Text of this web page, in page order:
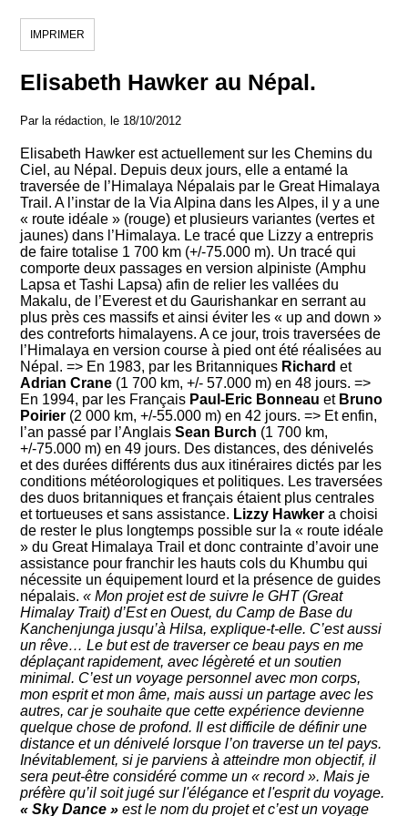
IMPRIMER
Elisabeth Hawker au Népal.
Par la rédaction, le 18/10/2012
Elisabeth Hawker est actuellement sur les Chemins du
Ciel, au Népal. Depuis deux jours, elle a entamé la
traversée de l’Himalaya Népalais par le Great Himalaya
Trail. A l’instar de la Via Alpina dans les Alpes, il y a une
« route idéale » (rouge) et plusieurs variantes (vertes et
jaunes) dans l’Himalaya. Le tracé que Lizzy a entrepris
de faire totalise 1 700 km (+/-75.000 m). Un tracé qui
comporte deux passages en version alpiniste (Amphu
Lapsa et Tashi Lapsa) afin de relier les vallées du
Makalu, de l’Everest et du Gaurishankar en serrant au
plus près ces massifs et ainsi éviter les « up and down »
des contreforts himalayens. A ce jour, trois traversées de
l’Himalaya en version course à pied ont été réalisées au
Népal. => En 1983, par les Britanniques Richard et
Adrian Crane (1 700 km, +/- 57.000 m) en 48 jours. =>
En 1994, par les Français Paul-Eric Bonneau et Bruno
Poirier (2 000 km, +/-55.000 m) en 42 jours. => Et enfin,
l’an passé par l’AnglaisSean Burch (1 700 km,
+/-75.000 m) en 49 jours. Des distances, des dénivelés
et des durées différents dus aux itinéraires dictés par les
conditions météorologiques et politiques. Les traversées
des duos britanniques et français étaient plus centrales
et tortueuses et sans assistance. Lizzy Hawker a choisi
de rester le plus longtemps possible sur la « route idéale
» du Great Himalaya Trail et donc contrainte d’avoir une
assistance pour franchir les hauts cols du Khumbu qui
nécessite un équipement lourd et la présence de guides
népalais.« Mon projet est de suivre le GHT (Great
Himalay Trait) d’Est en Ouest, du Camp de Base du
Kanchenjunga jusqu’à Hilsa, explique-t-elle. C’est aussi
un rêve… Le but est de traverser ce beau pays en me
déplaçant rapidement, avec légèreté et un soutien
minimal. C’est un voyage personnel avec mon corps,
mon esprit et mon âme, mais aussi un partage avec les
autres, car je souhaite que cette expérience devienne
quelque chose de profond. Il est difficile de définir une
distance et un dénivelé lorsque l’on traverse un tel pays.
Inévitablement, si je parviens à atteindre mon objectif, il
sera peut-être considéré comme un « record ». Mais je
préfère qu’il soit jugé sur l'élégance et l'esprit du voyage.
« Sky Dance » est le nom du projet et c’est un voyage